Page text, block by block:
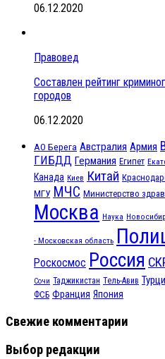
06.12.2020
Правовед
Составлен рейтинг
городов
06.12.2020
АО Берега Австралия Армия
ГИБДД Германия Египет
Канада Киев Китай
МГУ МЧС Министерство
Москва Наука
- Московская область
Роскосмос Россия
Сочи Таджикистан Тель-Авив
ФСБ Франция Япония
Свежие комментарии
Выбор редакции